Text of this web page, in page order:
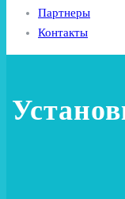
Партнеры
Контакты